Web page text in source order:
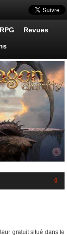
Revues
0
gratuit situé dans le